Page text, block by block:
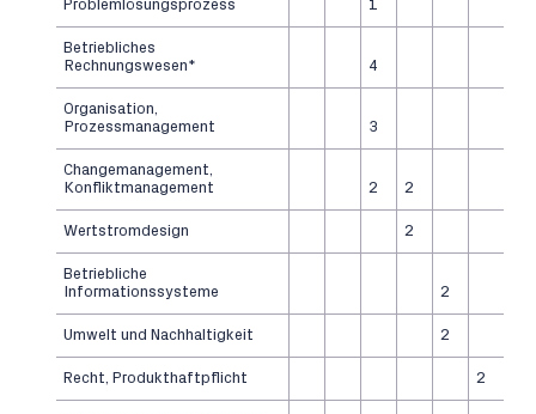
Problemlösungsprozess 1
Betriebliches
Rechnungswesen*
4
Organisation,
Prozessmanagement
3
Changemanagement,
Konfliktmanagement
2 2
Wertstromdesign 2
Betriebliche
Informationssysteme
2
Umwelt und Nachhaltigkeit 2
Recht, Produkthaftpflicht 2